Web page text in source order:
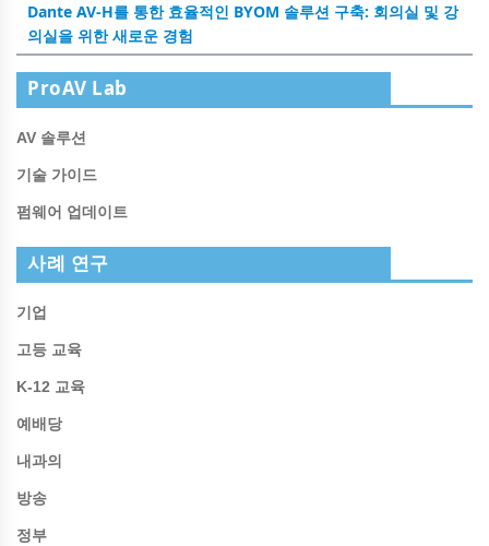
Dante AV-H를 통한 효율적인 BYOM 솔루션 구축: 회의실 및 강
의실을 위한 새로운 경험
ProAV Lab
AV 솔루션
기술 가이드
펌웨어 업데이트
사례 연구
기업
고등 교육
K-12 교육
예배당
내과의
방송
정부